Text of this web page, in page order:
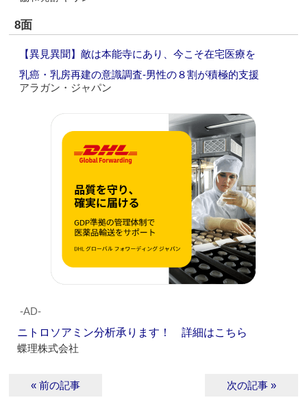
8面
【異見異聞】敵は本能寺にあり、今こそ在宅医療を
乳癌・乳房再建の意識調査‐男性の８割が積極的支援
アラガン・ジャパン
‐AD‐
ニトロソアミン分析承ります！ 詳細はこちら
蝶理株式会社
« 前の記事 次の記事 »